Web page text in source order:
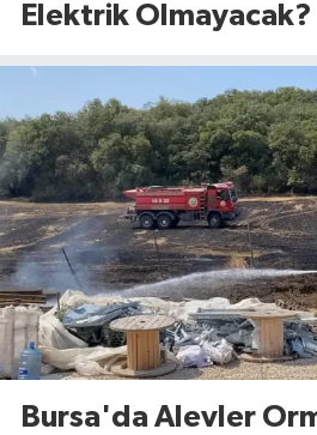
Elektrik Olmayacak?
Bursa'da Alevler